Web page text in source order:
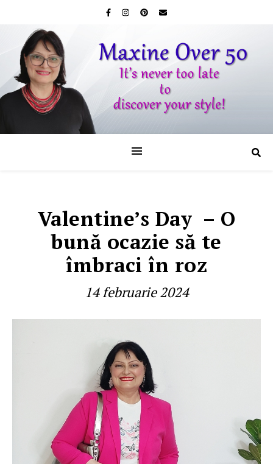
Valentine’s Day – O
bună ocazie să te
îmbraci în roz
14 februarie 2024